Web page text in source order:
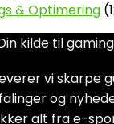
& Optimering
kilde til
vi skarpe
og
alt fra e-